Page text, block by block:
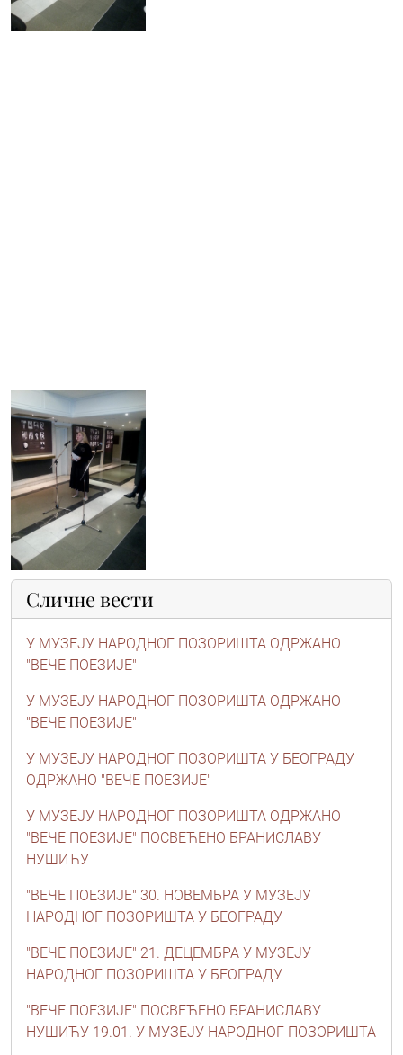
Сличне вести
У МУЗЕЈУ НАРОДНОГ ПОЗОРИШТА ОДРЖАНО
"ВЕЧЕ ПОЕЗИЈЕ"
У МУЗЕЈУ НАРОДНОГ ПОЗОРИШТА ОДРЖАНО
"ВЕЧЕ ПОЕЗИЈЕ"
У МУЗЕЈУ НАРОДНОГ ПОЗОРИШТА У БЕОГРАДУ
ОДРЖАНО "ВЕЧЕ ПОЕЗИЈЕ"
У МУЗЕЈУ НАРОДНОГ ПОЗОРИШТА ОДРЖАНО
"ВЕЧЕ ПОЕЗИЈЕ" ПОСВЕЋЕНО БРАНИСЛАВУ
НУШИЋУ
"ВЕЧЕ ПОЕЗИЈЕ" 30. НОВЕМБРА У МУЗЕЈУ
НАРОДНОГ ПОЗОРИШТА У БЕОГРАДУ
"ВЕЧЕ ПОЕЗИЈЕ" 21. ДЕЦЕМБРА У МУЗЕЈУ
НАРОДНОГ ПОЗОРИШТА У БЕОГРАДУ
"ВЕЧЕ ПОЕЗИЈЕ" ПОСВЕЋЕНО БРАНИСЛАВУ
НУШИЋУ 19.01. У МУЗЕЈУ НАРОДНОГ ПОЗОРИШТА